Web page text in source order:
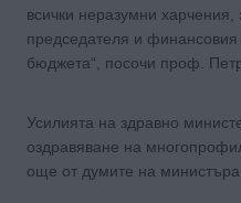
всички неразумни
председателя и
бюджета“, посочи проф.
Усилията на здравно
оздравяване на
още от думите на министъра.